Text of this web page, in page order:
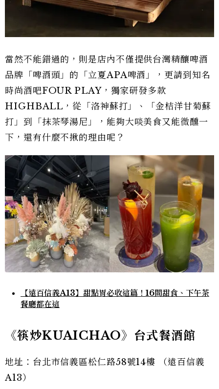
當然不能錯過的，則是店內不僅提供台灣精釀啤酒
品牌「啤酒頭」的「立夏APA啤酒」，更請到知名
時尚酒吧FOUR PLAY，獨家研發多款
HIGHBALL，從「洛神蘇打」、「金桔洋甘菊蘇
打」到「抹茶琴湯尼」，能夠大啖美食又能微醺一
下，還有什麼不揪的理由呢？
【遠百信義A13】甜點胃必收這篇！16間甜食、下午茶
餐廳都在這
《筷炒KUAICHAO》台式餐酒館
地址：台北市信義區松仁路58號14樓 （遠百信義
A13）